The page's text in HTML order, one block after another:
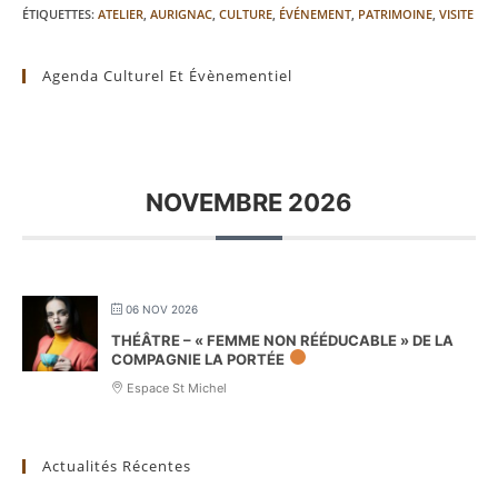
ÉTIQUETTES: ATELIER, AURIGNAC, CULTURE, ÉVÉNEMENT, PATRIMOINE, VISITE
Agenda Culturel Et Évènementiel
NOVEMBRE 2026
06 NOV 2026
THÉÂTRE – « FEMME NON RÉÉDUCABLE » DE LA
COMPAGNIE LA PORTÉE
Espace St Michel
Actualités Récentes